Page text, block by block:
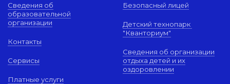
Сведения об
образовательной
организации
Контакты
Сервисы
Платные услуги
Безопасный лицей
Детский технопарк
"Кванториум"
Сведения об организации
отдыха детей и их
оздоровлении